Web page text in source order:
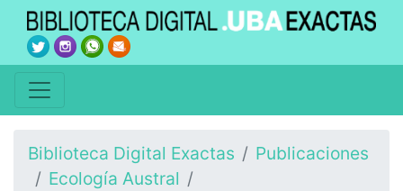
Biblioteca Digital Exactas
Publicaciones
Ecología Austral